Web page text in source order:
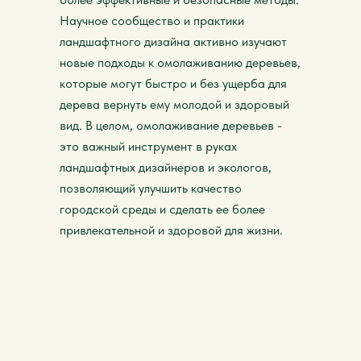
Научное сообщество и практики
ландшафтного дизайна активно изучают
новые подходы к омолаживанию деревьев,
которые могут быстро и без ущерба для
дерева вернуть ему молодой и здоровый
вид. В целом, омолаживание деревьев -
это важный инструмент в руках
ландшафтных дизайнеров и экологов,
позволяющий улучшить качество
городской среды и сделать ее более
привлекательной и здоровой для жизни.